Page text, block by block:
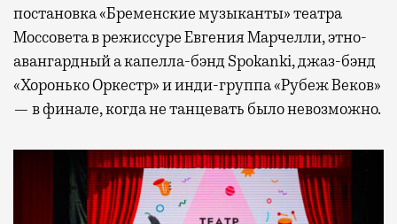
постановка «Бременские музыканты» театра
Моссовета в режиссуре Евгения Марчелли, этно-
авангардный а капелла-бэнд Spokanki, джаз-бэнд
«Хоронько Оркестр» и инди-группа «Рубеж Веков»
— в финале, когда не танцевать было невозможно.